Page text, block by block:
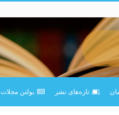
تازەهای نشر بولتن مجلات